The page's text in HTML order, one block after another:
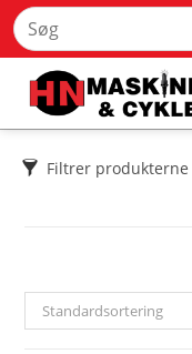
Filtrer produkterne
Standardsortering